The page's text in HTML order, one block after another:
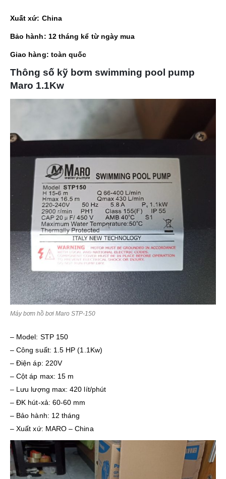
Xuất xứ: China
Bảo hành: 12 tháng kể từ ngày mua
Giao hàng: toàn quốc
Thông số kỹ bơm swimming pool pump
Maro 1.1Kw
Máy bơm hồ bơi Maro STP-150
– Model: STP 150
– Công suất: 1.5 HP (1.1Kw)
– Điện áp: 220V
– Cột áp max: 15 m
– Lưu lượng max: 420 lít/phút
– ĐK hút-xả: 60-60 mm
– Bảo hành: 12 tháng
– Xuất xứ: MARO – China